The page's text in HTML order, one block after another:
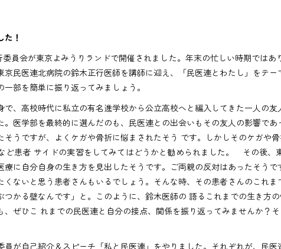
！
委員会が東京よみうりランドで開催されました。年末の忙しい時期で
京民医連北病院の鈴木正行医師を講師に迎え、「民医連とわたし」をテ
部を簡単に振り返ってみましょう。
、高校時代に私立の有名進学校から公立高校へと編入してきた一人の
。医学部を最終的に選んだのも、民医連との出会いもその友人の影響で
そうですが、よくケガや骨折に悩まされたそう です。しかしそのケガ
ど患者 サイドの実習をしてみてはどうかと勧められました。 その後
療に自分自身の生き方を見出したそうです。ご両親の反対はあったそう
ないと思う患者さんもいるでしょう。そんな時、その患者さんのこれ
つかる壁なんです」と。このように、鈴木医師の 語るこれまでの生き
、ぜひこ れまでの民医連と自分の接点、関係を振り返ってみませんか
員が自己紹介＆スピーチ「私と民医連」をやりました。それぞれが、民